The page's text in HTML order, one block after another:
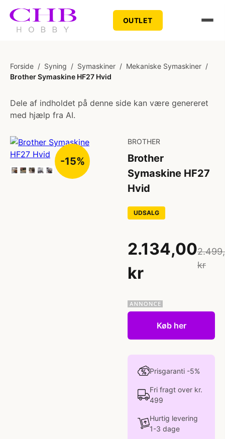
OUTLET
Forside / Syning / Symaskiner / Mekaniske Symaskiner /
Brother Symaskine HF27 Hvid
Dele af indholdet på denne side kan være genereret
med hjælp fra AI.
-15%
BROTHER
Brother
Symaskine HF27
Hvid
UDSALG
2.134,00
kr
kr
Køb her
Prisgaranti -5%
Fri fragt over kr.
499
Hurtig levering
1-3 dage